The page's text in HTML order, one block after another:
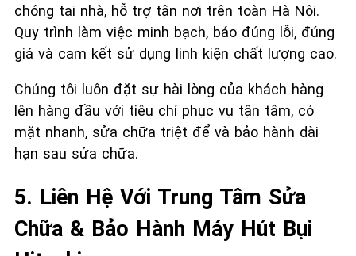
chóng tại nhà, hỗ trợ tận nơi trên toàn Hà Nội.
Quy trình làm việc minh bạch, báo đúng lỗi, đúng
giá và cam kết sử dụng linh kiện chất lượng cao.
Chúng tôi luôn đặt sự hài lòng của khách hàng
lên hàng đầu với tiêu chí phục vụ tận tâm, có
mặt nhanh, sửa chữa triệt để và bảo hành dài
hạn sau sửa chữa.
5. Liên Hệ Với Trung Tâm Sửa
Chữa & Bảo Hành Máy Hút Bụi